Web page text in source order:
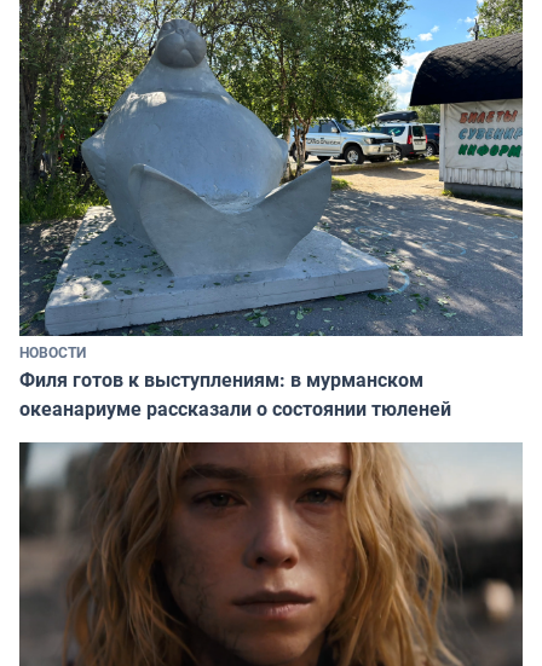
НОВОСТИ
Филя готов к выступлениям: в мурманском
океанариуме рассказали о состоянии тюленей